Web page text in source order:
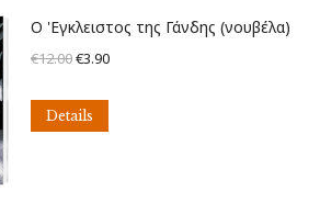
Ο 'Εγκλειστος της Γάνδης (νουβέλα)
€12.00Original
was:
€3.90Η
Details